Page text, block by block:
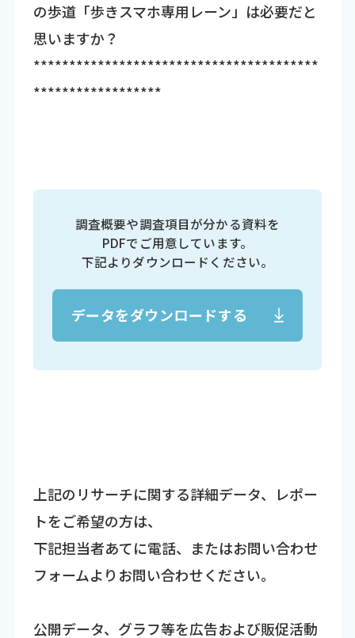
の歩道「歩きスマホ専用レーン」は必要だと
思いますか？
****************************************
******************
調査概要や調査項目が分かる資料を
PDFでご用意しています。
下記よりダウンロードください。
データをダウンロードする
上記のリサーチに関する詳細データ、レポー
トをご希望の方は、
下記担当者あてに電話、またはお問い合わせ
フォームよりお問い合わせください。
公開データ、グラフ等を広告および販促活動